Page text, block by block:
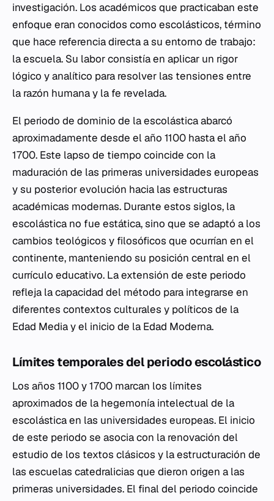
investigación. Los académicos que practicaban este
enfoque eran conocidos como escolásticos, término
que hace referencia directa a su entorno de trabajo:
la escuela. Su labor consistía en aplicar un rigor
lógico y analítico para resolver las tensiones entre
la razón humana y la fe revelada.
El periodo de dominio de la escolástica abarcó
aproximadamente desde el año 1100 hasta el año
1700. Este lapso de tiempo coincide con la
maduración de las primeras universidades europeas
y su posterior evolución hacia las estructuras
académicas modernas. Durante estos siglos, la
escolástica no fue estática, sino que se adaptó a los
cambios teológicos y filosóficos que ocurrían en el
continente, manteniendo su posición central en el
currículo educativo. La extensión de este periodo
refleja la capacidad del método para integrarse en
diferentes contextos culturales y políticos de la
Edad Media y el inicio de la Edad Moderna.
Límites temporales del periodo escolástico
Los años 1100 y 1700 marcan los límites
aproximados de la hegemonía intelectual de la
escolástica en las universidades europeas. El inicio
de este periodo se asocia con la renovación del
estudio de los textos clásicos y la estructuración de
las escuelas catedralicias que dieron origen a las
primeras universidades. El final del periodo coincide